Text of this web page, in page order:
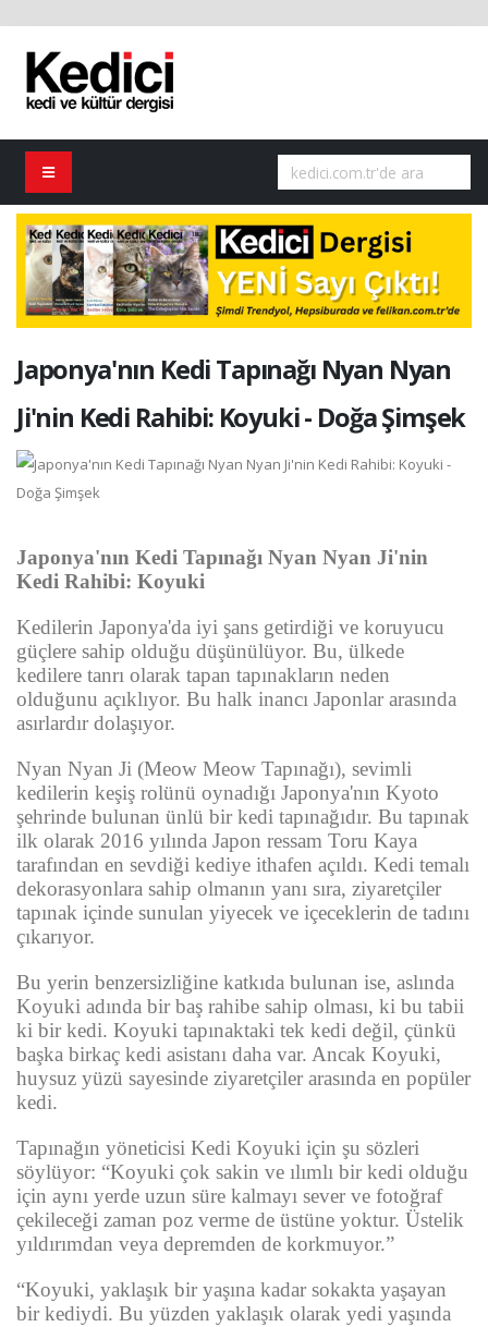
Japonya'nın Kedi Tapınağı Nyan Nyan
Ji'nin Kedi Rahibi: Koyuki - Doğa Şimşek
Japonya'nın Kedi Tapınağı Nyan Nyan Ji'nin
Kedi Rahibi: Koyuki
Kedilerin Japonya'da iyi şans getirdiği ve koruyucu
güçlere sahip olduğu düşünülüyor. Bu, ülkede
kedilere tanrı olarak tapan tapınakların neden
olduğunu açıklıyor. Bu halk inancı Japonlar arasında
asırlardır dolaşıyor.
Nyan Nyan Ji (Meow Meow Tapınağı), sevimli
kedilerin keşiş rolünü oynadığı Japonya'nın Kyoto
şehrinde bulunan ünlü bir kedi tapınağıdır. Bu tapınak
ilk olarak 2016 yılında Japon ressam Toru Kaya
tarafından en sevdiği kediye ithafen açıldı. Kedi temalı
dekorasyonlara sahip olmanın yanı sıra, ziyaretçiler
tapınak içinde sunulan yiyecek ve içeceklerin de tadını
çıkarıyor.
Bu yerin benzersizliğine katkıda bulunan ise, aslında
Koyuki adında bir baş rahibe sahip olması, ki bu tabii
ki bir kedi. Koyuki tapınaktaki tek kedi değil, çünkü
başka birkaç kedi asistanı daha var. Ancak Koyuki,
huysuz yüzü sayesinde ziyaretçiler arasında en popüler
kedi.
Tapınağın yöneticisi Kedi Koyuki için şu sözleri
söylüyor: “Koyuki çok sakin ve ılımlı bir kedi olduğu
için aynı yerde uzun süre kalmayı sever ve fotoğraf
çekileceği zaman poz verme de üstüne yoktur. Üstelik
yıldırımdan veya depremden de korkmuyor.”
“Koyuki, yaklaşık bir yaşına kadar sokakta yaşayan
bir kediydi. Bu yüzden yaklaşık olarak yedi yaşında